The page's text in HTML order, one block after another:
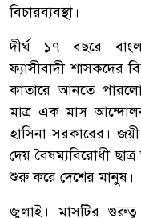
বিচারব্যবস্থা।
দীর্ঘ ১৭ বছরে
ফ্যাসীবাদী শাসকদের
কাতারে আনতে
মাত্র এক মাস
হাসিনা সরকারের।
দেয় বৈষম্যবিরোধী
শুরু করে দেশের মানুষ।
জুলাই। মাসটির